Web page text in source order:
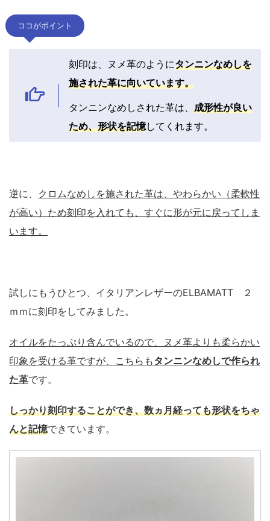
ココがポイント
刻印は、ヌメ革のようにタンニンなめしを
施された革に向いています。
タンニンなめしされた革は、 成形性が良い
ため、形状を記憶してくれます。
逆に、 クロムなめしを施された革は、やわらかい（柔軟性
が高い）ため刻印を入れても、すぐに形が元に戻ってしま
います。
試しにもうひとつ、イタリアンレザーのELBAMATT ２
ｍｍに刻印をしてみました。
オイルをたっぷり含んでいるので、ヌメ革よりも柔らかい
印象を受ける革ですが、こちらもタンニンなめしで作られ
た革です。
しっかり刻印することができ、数ヵ月経っても形状をちゃ
んと記憶できています。